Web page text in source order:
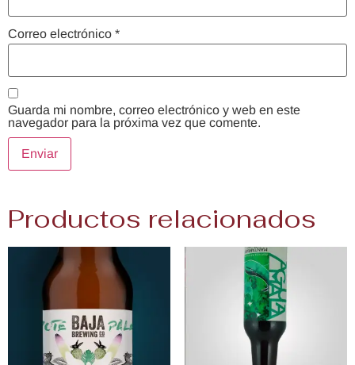
Correo electrónico *
Guarda mi nombre, correo electrónico y web en este
navegador para la próxima vez que comente.
Productos relacionados